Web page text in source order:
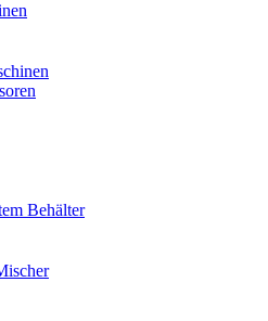
Behälter